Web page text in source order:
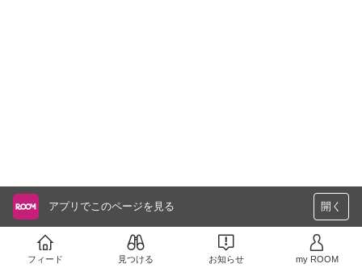
アプリでこのページを見る 開く
フィード 見つける お知らせ my ROOM